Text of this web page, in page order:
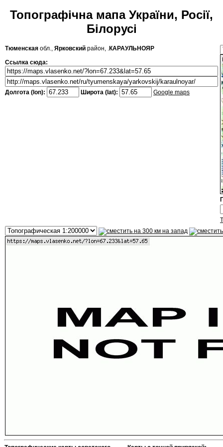
Топографічна мапа України, Росії,
Білорусі
Тюменская обл., Ярковский район, .КАРАУЛЬНОЯР
Ссылка сюда:
Долгота (lon): Широта (lat): Google maps